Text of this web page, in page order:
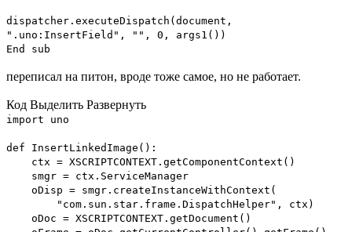
dispatcher.executeDispatch(document,
".uno:InsertField", "", 0, args1())
End sub
переписал на питон, вроде тоже самое, но не работает.
Код Выделить Развернуть
import uno
def InsertLinkedImage():
ctx = XSCRIPTCONTEXT.getComponentContext()
smgr = ctx.ServiceManager
oDisp = smgr.createInstanceWithContext(
"com.sun.star.frame.DispatchHelper", ctx)
oDoc = XSCRIPTCONTEXT.getDocument()